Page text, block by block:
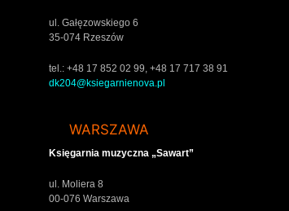
ul. Gałęzowskiego 6
35-074 Rzeszów
tel.: +48 17 852 02 99, +48 17 717 38 91
dk204@ksiegarnienova.pl
WARSZAWA
Księgarnia muzyczna „Sawart”
ul. Moliera 8
00-076 Warszawa